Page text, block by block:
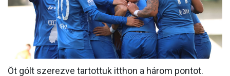
MÉRKŐZÉSEK
KLUB
GALÉRIA
Öt gólt szerezve tartottuk itthon a három pontot.